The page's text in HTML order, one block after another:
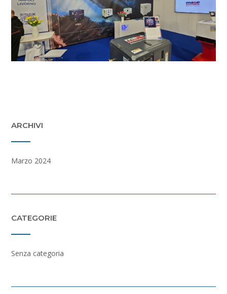
ARCHIVI
Marzo 2024
CATEGORIE
Senza categoria